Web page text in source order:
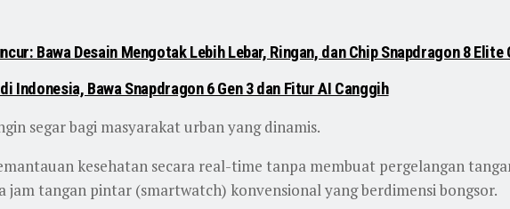
Bawa Desain Mengotak Lebih Lebar, Ringan, dan Chip Snapdragon 8 Elite
Indonesia, Bawa Snapdragon 6 Gen 3 dan Fitur AI Canggih
segar bagi masyarakat urban yang dinamis.
kesehatan secara real-time tanpa membuat pergelangan
tangan pintar (smartwatch) konvensional yang berdimensi bongsor.